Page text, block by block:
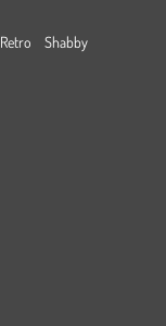
Retro
Shabby